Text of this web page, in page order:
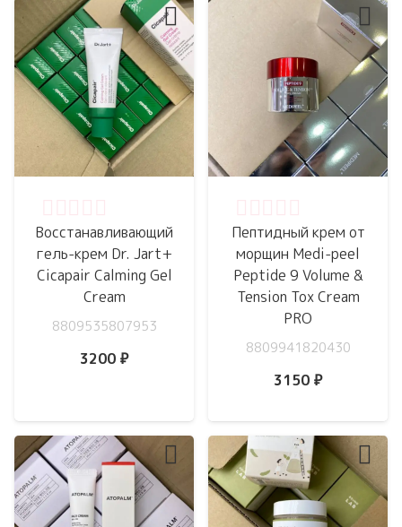
Восстанавливающий
гель-крем Dr. Jart+
Cicapair Calming Gel
Cream
8809535807953
3200 ₽
Пептидный крем от
морщин Medi-peel
Peptide 9 Volume &
Tension Tox Cream
PRO
8809941820430
3150 ₽